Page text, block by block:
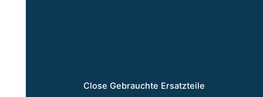
Close Gebrauchte Ersatzteile